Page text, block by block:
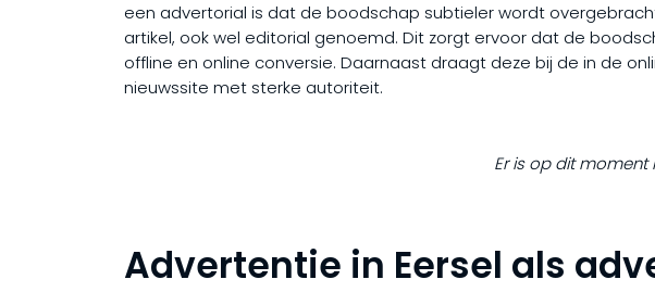
een advertorial is dat de boodschap subtieler wordt
artikel, ook wel editorial genoemd. Dit zorgt ervoor dat de
offline en online conversie. Daarnaast draagt deze bij de in de
nieuwssite met sterke autoriteit.​
Er is op dit moment
Advertentie in Eersel als